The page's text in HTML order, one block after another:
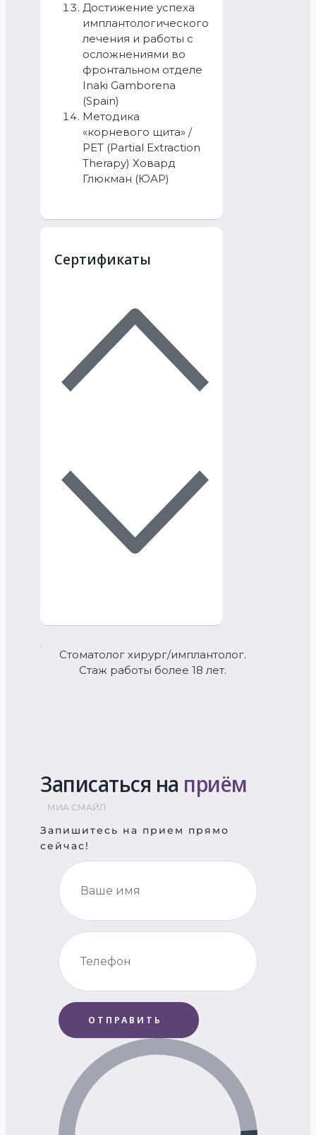
Достижение успеха
имплантологического
лечения и работы с
осложнениями во
фронтальном отделе
Inaki Gamborena
(Spain)
Методика
«корневого щита» /
PET (Partial Extraction
Therapy) Ховард
Глюкман (ЮАР)
Сертификаты
Cтоматолог хирург/имплантолог.
Стаж работы более 18 лет.
Записаться на приём
МИА СМАЙЛ
Запишитесь на прием прямо
сейчас!
ОТПРАВИТЬ